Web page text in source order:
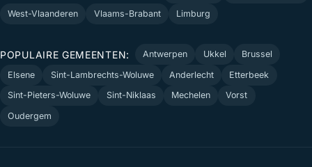
West-Vlaanderen
Vlaams-Brabant Limburg
POPULAIRE GEMEENTEN: Antwerpen Ukkel
Brussel
Elsene
Sint-Lambrechts-Woluwe Anderlecht
Etterbeek
Sint-Pieters-Woluwe
Sint-Niklaas Mechelen
Vorst
Oudergem